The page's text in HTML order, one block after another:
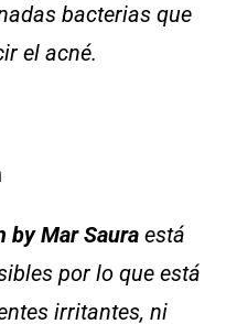
bacterias que
el acné.
by Mar Sauraestá
por lo que está
irritantes, ni